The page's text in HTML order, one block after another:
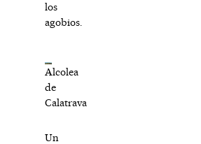
los
agobios.
Alcolea
de
Calatrava
Un